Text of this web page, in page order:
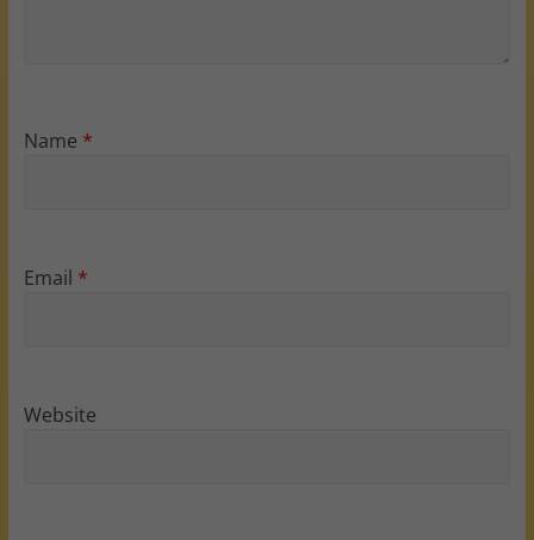
Name *
Email *
Website